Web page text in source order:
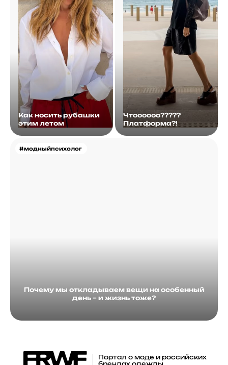
Как носить рубашки
этим летом
Чтоооооо?????
Платформа?!
#модныйпсихолог
Почему мы откладываем вещи на особенный
день – и жизнь тоже?
Портал о моде и российских